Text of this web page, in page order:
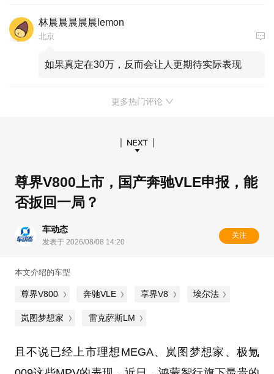
林晨晨晨晨晨lemon
北京
如果真定在30万，反而会让人更期待实际表现
更多热门评论
尊界V800上市，国产奔驰VLE申报，能
否扳回一局？
车动态
发表于 2026/08/08 14:20
关注
本文介绍的车型
尊界V800 奔驰VLE 享界V8 埃尔法
岚图梦想家 雷克萨斯LM
且不说已经上市理想MEGA、岚图梦想家、极氪